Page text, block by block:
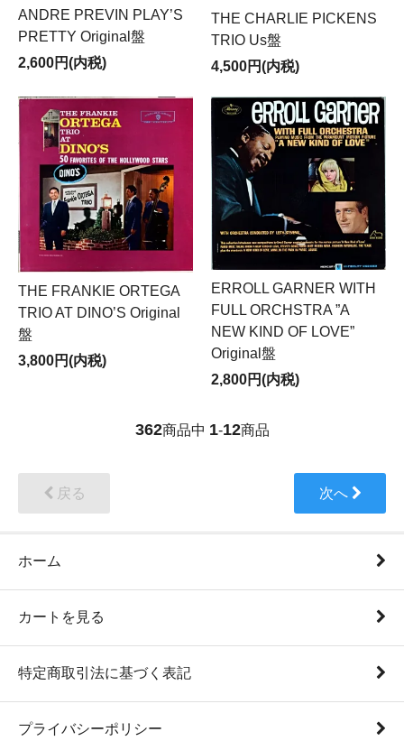
ANDRE PREVIN PLAY’S
PRETTY Original盤
2,600円(内税)
THE CHARLIE PICKENS
TRIO Us盤
4,500円(内税)
THE FRANKIE ORTEGA
TRIO AT DINO’S Original
盤
3,800円(内税)
ERROLL GARNER WITH
FULL ORCHSTRA ”A
NEW KIND OF LOVE”
Original盤
2,800円(内税)
362商品中 1-12商品
戻る 次へ
ホーム
カートを見る
特定商取引法に基づく表記
プライバシーポリシー